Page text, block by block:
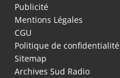
Publicité
Mentions Légales
CGU
Politique de confidentialité
Sitemap
Archives Sud Radio